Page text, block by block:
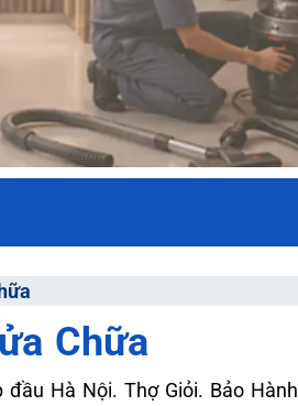
Chữa
Hà Nội. Thợ Giỏi. Bảo Hành